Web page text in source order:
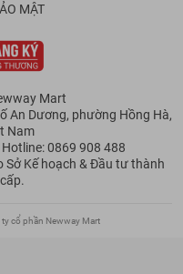
MẬT
Mart
An Dương, phường Hồng Hà,
Nam
0869 908 488
Sở Kế hoạch & Đầu tư thành
cổ phần Newway Mart